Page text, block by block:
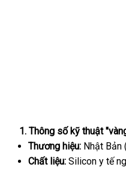
1. Thông số kỹ thuật
Thương hiệu: Nhật Bản
Chất liệu: Silicon y tế